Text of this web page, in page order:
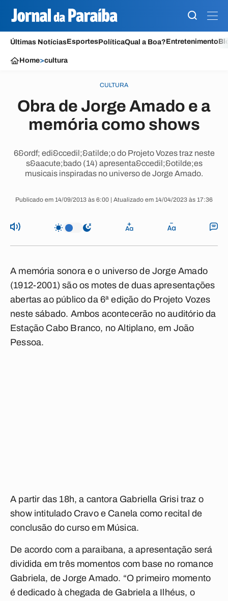
Últimas NotíciasEsportesPolíticaQual a Boa?Entretenimento
Home>cultura
CULTURA
Obra de Jorge Amado e a
memória como shows
6&ordf; edi&ccedil;&atilde;o do Projeto Vozes traz neste
s&aacute;bado (14) apresenta&ccedil;&otilde;es
musicais inspiradas no universo de Jorge Amado.
Publicado em 14/09/2013 às 6:00 | Atualizado em 14/04/2023 às 17:36
A memória sonora e o universo de Jorge Amado
(1912-2001) são os motes de duas apresentações
abertas ao público da 6ª edição do Projeto Vozes
neste sábado. Ambos acontecerão no auditório da
Estação Cabo Branco, no Altiplano, em João
Pessoa.
A partir das 18h, a cantora Gabriella Grisi traz o
show intitulado Cravo e Canela como recital de
conclusão do curso em Música.
De acordo com a paraibana, a apresentação será
dividida em três momentos com base no romance
Gabriela, de Jorge Amado. “O primeiro momento
é dedicado à chegada de Gabriela a Ilhéus, o